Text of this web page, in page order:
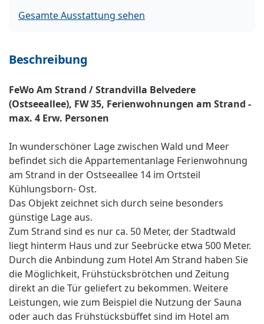
Gesamte Ausstattung sehen
Beschreibung
FeWo Am Strand / Strandvilla Belvedere
(Ostseeallee), FW 35, Ferienwohnungen am Strand -
max. 4 Erw. Personen
In wunderschöner Lage zwischen Wald und Meer
befindet sich die Appartementanlage Ferienwohnung
am Strand in der Ostseeallee 14 im Ortsteil
Kühlungsborn- Ost.
Das Objekt zeichnet sich durch seine besonders
günstige Lage aus.
Zum Strand sind es nur ca. 50 Meter, der Stadtwald
liegt hinterm Haus und zur Seebrücke etwa 500 Meter.
Durch die Anbindung zum Hotel Am Strand haben Sie
die Möglichkeit, Frühstücksbrötchen und Zeitung
direkt an die Tür geliefert zu bekommen. Weitere
Leistungen, wie zum Beispiel die Nutzung der Sauna
oder auch das Frühstücksbüffet sind im Hotel am